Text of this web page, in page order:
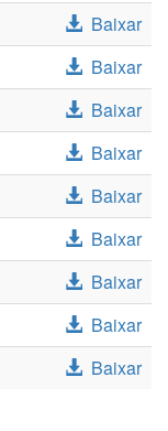
Baixar
Baixar
Baixar
Baixar
Baixar
Baixar
Baixar
Baixar
Baixar